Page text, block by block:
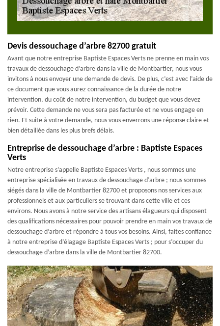
Devis dessouchage d’arbre 82700 gratuit
Avant que notre entreprise Baptiste Espaces Verts ne prenne en main vos
travaux de dessouchage d’arbre dans la ville de Montbartier, nous vous
invitons à nous envoyer une demande de devis. De plus, c’est avec l’aide de
ce document que vous aurez connaissance de la durée de notre
intervention, du coût de notre intervention, du budget que vous devez
prévoir. Cette demande ne vous sera pas facturée et ne vous engage en
rien. Et suite à votre demande, nous vous enverrons une réponse claire et
bien détaillée dans les plus brefs délais.
Entreprise de dessouchage d’arbre : Baptiste Espaces
Verts
Notre entreprise s’appelle Baptiste Espaces Verts , nous sommes une
entreprise spécialisée en travaux de dessouchage d’arbre ; nous sommes
siégés dans la ville de Montbartier 82700 et proposons nos services aux
professionnels et aux particuliers se trouvant dans cette ville et ces
environs. Nous avons à notre service des artisans élagueurs qui disposent
des qualifications nécessaires pour pouvoir prendre en main vos travaux de
dessouchage d’arbre et répondre à tous vos besoins. Ainsi, faites confiance
à notre entreprise d’élagage Baptiste Espaces Verts ; pour s’occuper du
dessouchage d’arbre dans la ville de Montbartier 82700.